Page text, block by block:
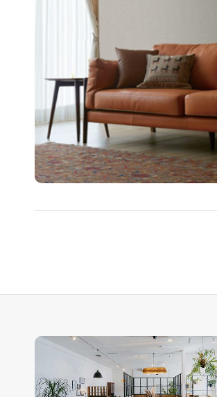
Blog
About us
for Business
Recruit
Contact
熊本店